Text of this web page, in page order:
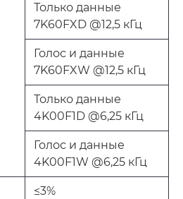
Только данные
7K60FXD @12,5 кГц
Голос и данные
7K60FXW @12,5 кГц
Только данные
4K00F1D @6,25 кГц
Голос и данные
4K00F1W @6,25 кГц
≤3%